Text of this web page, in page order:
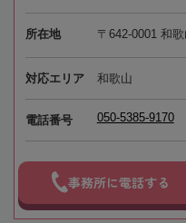
所在地 〒642-0001 和
対応エリア 和歌山
電話番号 050-5385-9170
事務所に電話する